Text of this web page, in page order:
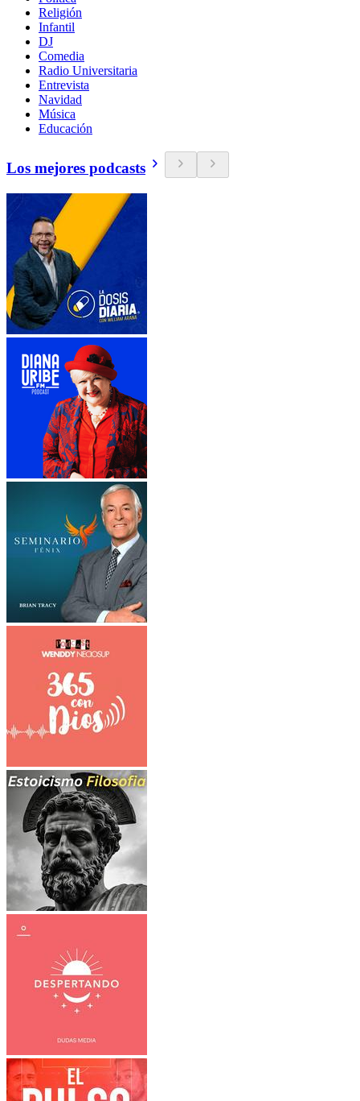
Religión
Infantil
DJ
Comedia
Radio Universitaria
Entrevista
Navidad
Música
Educación
Los mejores podcasts